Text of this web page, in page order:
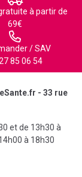
à partir de
69€
/ SAV
85 06 54
- 33 rue
et de 13h30 à
à 18h30